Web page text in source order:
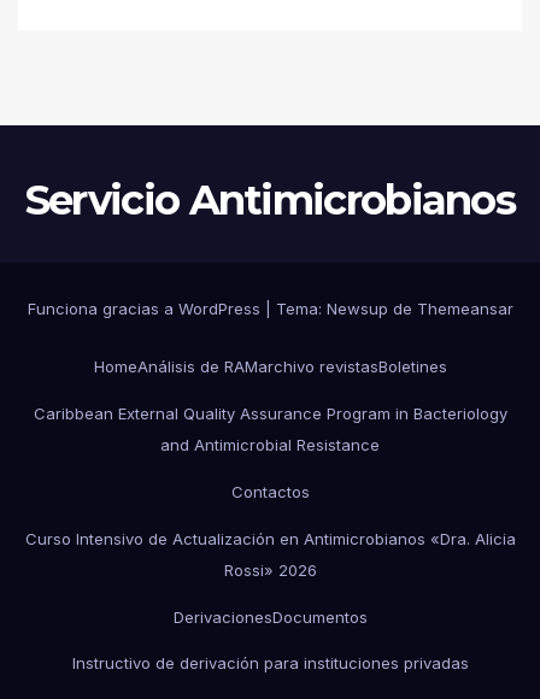
Servicio Antimicrobianos
Funciona gracias a WordPress Tema: Newsup de Themeansar
HomeAnálisis de RAMarchivo revistasBoletines
Caribbean External Quality Assurance Program in Bacteriology
and Antimicrobial Resistance
Contactos
Curso Intensivo de Actualización en Antimicrobianos «Dra. Alicia
Rossi» 2026
DerivacionesDocumentos
Instructivo de derivación para instituciones privadas